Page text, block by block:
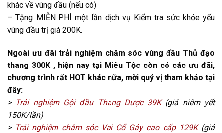
khác về vùng đầu (nếu có)
– Tặng MIỄN PHÍ một lần dịch vụ Kiểm tra sức khỏe yếu
vùng đầu trị giá 200K.
Ngoài ưu đãi trải nghiệm chăm sóc vùng đầu Thủ đạo
thang 300K , hiện nay tại Miêu Tộc còn có các ưu đãi,
chương trình rất HOT khác nữa, mời quý vị tham khảo tại
đây:
> Trải nghiệm Gội đầu Thang Dược 39K(giá niêm yết
150K/lần)
> Trải nghiệm chăm sóc Vai Cổ Gáy cao cấp 129K(giá